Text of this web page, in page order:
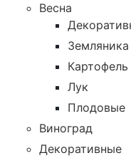
Весна
Земляника
Картофель
Лук
Плодовые
Виноград
Декоративные